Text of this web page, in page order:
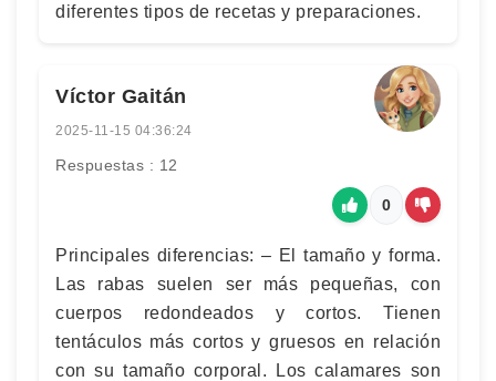
diferentes tipos de recetas y preparaciones.
Víctor Gaitán
2025-11-15 04:36:24
Respuestas : 12
0
Principales diferencias: – El tamaño y forma.
Las rabas suelen ser más pequeñas, con
cuerpos redondeados y cortos. Tienen
tentáculos más cortos y gruesos en relación
con su tamaño corporal. Los calamares son